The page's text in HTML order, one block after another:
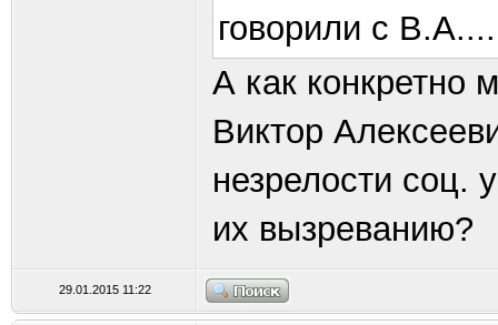
говорили с В.А....
А как конкретно
Виктор
незрелости соц.
их вызреванию?
29.01.2015 11:22